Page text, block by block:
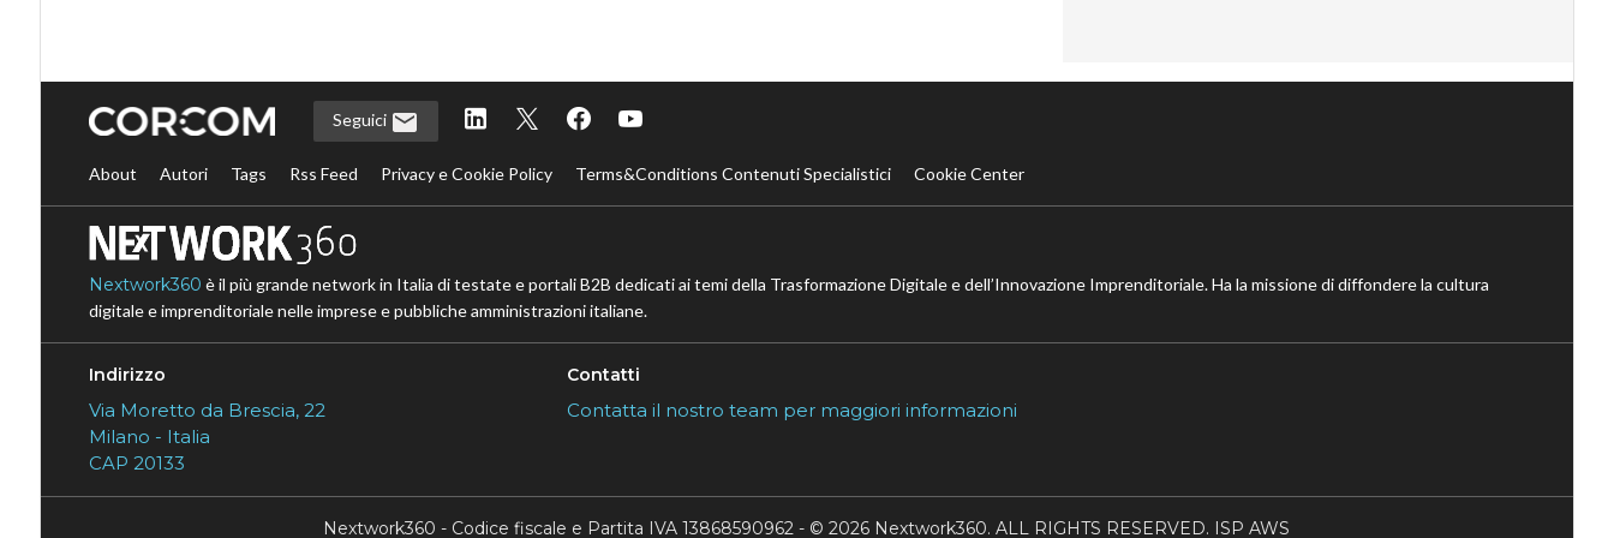
Seguici
About Autori Tags Rss Feed Privacy e Cookie Policy Terms&Conditions Contenuti Specialistici Cookie Center
Nextwork360 è il più grande network in Italia di testate e portali B2B dedicati ai temi della Trasformazione Digitale e dell’Innovazione Imprenditoriale. Ha la missione di diffondere la cultura
digitale e imprenditoriale nelle imprese e pubbliche amministrazioni italiane.
Indirizzo
Via Moretto da Brescia, 22
Milano - Italia
CAP 20133
Contatti
Contatta il nostro team per maggiori informazioni
Nextwork360 - Codice fiscale e Partita IVA 13868590962 - © 2026 Nextwork360. ALL RIGHTS RESERVED. ISP AWS